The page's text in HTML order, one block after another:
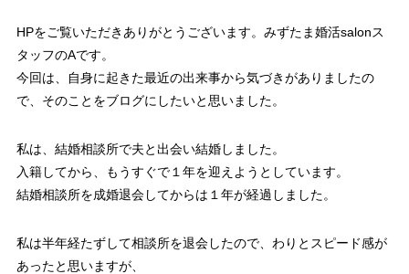
HPをご覧いただきありがとうございます。みずたま婚活salonス
タッフのAです。
今回は、自身に起きた最近の出来事から気づきがありましたの
で、そのことをブログにしたいと思いました。
私は、結婚相談所で夫と出会い結婚しました。
入籍してから、もうすぐで１年を迎えようとしています。
結婚相談所を成婚退会してからは１年が経過しました。
私は半年経たずして相談所を退会したので、わりとスピード感が
あったと思いますが、